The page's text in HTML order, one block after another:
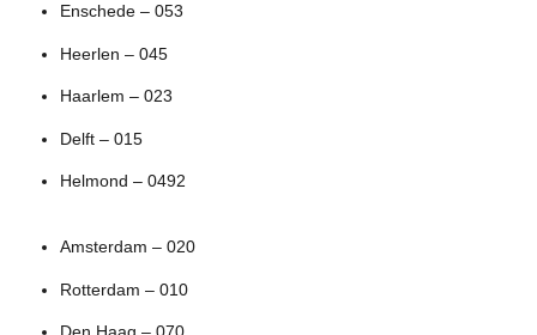
Enschede – 053
Heerlen – 045
Haarlem – 023
Delft – 015
Helmond – 0492
Amsterdam – 020
Rotterdam – 010